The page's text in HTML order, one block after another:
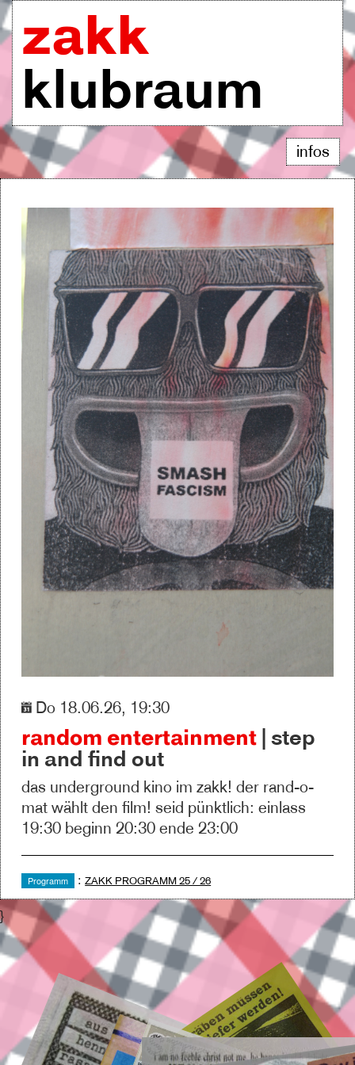
zakk
klubraum
infos
Do 18.06.26, 19:30
random entertainment | step
in and find out
das underground kino im zakk! der rand-o-
mat wählt den film! seid pünktlich: einlass
19:30 beginn 20:30 ende 23:00
Programm :ZAKK PROGRAMM 25 / 26
}